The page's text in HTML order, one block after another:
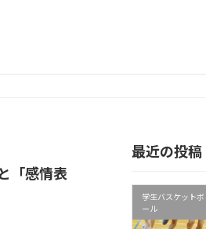
「感情表
最近の投稿
学生バスケットボ
ール